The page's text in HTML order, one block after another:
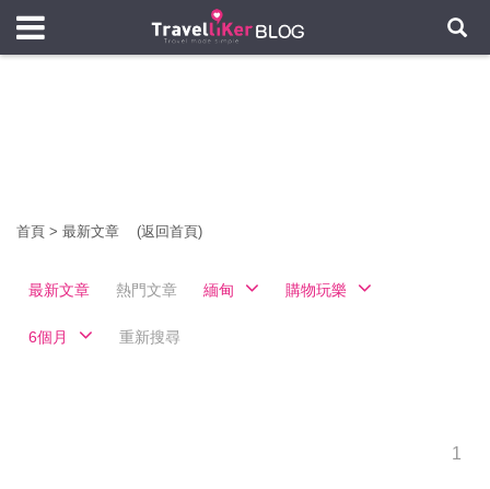
首頁 > 最新文章 (返回首頁)
最新文章 熱門文章 緬甸 購物玩樂
6個月 重新搜尋
1